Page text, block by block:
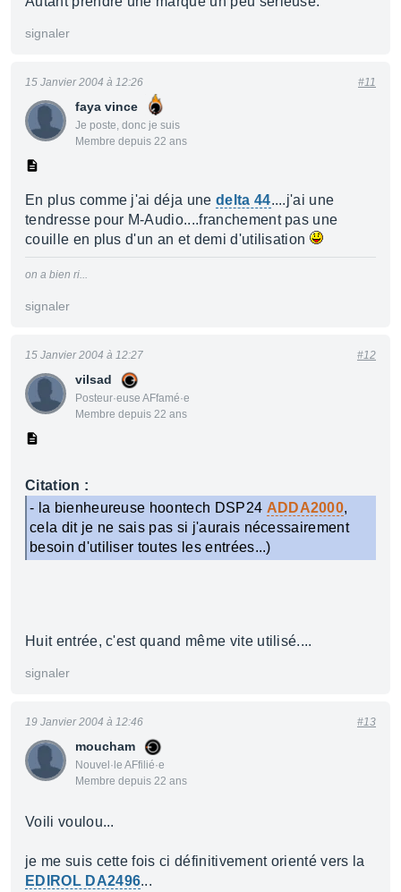
signaler
faya vince
Je poste, donc je suis
Membre depuis 22 ans
15 Janvier 2004 à 12:26 #11
En plus comme j'ai déja une delta 44....j'ai une
tendresse pour M-Audio....franchement pas une
couille en plus d'un an et demi d'utilisation
on a bien ri...
signaler
vilsad
Posteur·euse AFfamé·e
Membre depuis 22 ans
15 Janvier 2004 à 12:27 #12
Citation :
- la bienheureuse hoontech DSP24 ADDA2000,
cela dit je ne sais pas si j'aurais nécessairement
besoin d'utiliser toutes les entrées...)
Huit entrée, c'est quand même vite utilisé....
signaler
moucham
Nouvel·le AFfilié·e
Membre depuis 22 ans
19 Janvier 2004 à 12:46 #13
Voili voulou...
je me suis cette fois ci définitivement orienté vers la
EDIROL DA2496...